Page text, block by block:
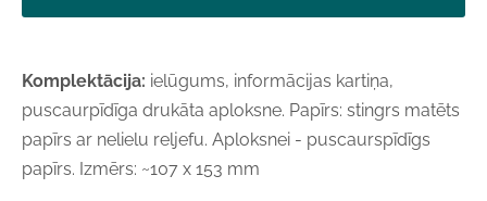
Komplektācija: ielūgums, informācijas kartiņa,
puscaurpīdīga drukāta aploksne. Papīrs: stingrs matēts
papīrs ar nelielu reljefu. Aploksnei - puscaurspīdīgs
papīrs. Izmērs: ~107 x 153 mm